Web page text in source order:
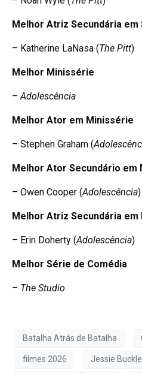
Melhor Atriz Secundária
– Katherine LaNasa (The Pitt)
Melhor Minissérie
–Adolescência
Melhor Ator em Minissérie
– Stephen Graham (
Melhor Ator Secundário em
– Owen Cooper (Adolescência)
Melhor Atriz Secundária
– Erin Doherty (Adolescência)
Melhor Série de Comédia
– The Studio
Batalha Atrás de Batalha
filmes 2026 Jessie